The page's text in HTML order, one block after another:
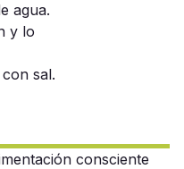
agua.
y lo
sal.
consciente